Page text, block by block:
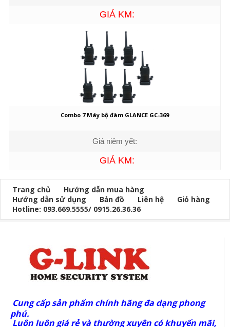
GIÁ KM:
Combo 7 Máy bộ đàm GLANCE GC-369
Giá niêm yết:
GIÁ KM:
Trang chủ
Hướng dẫn mua hàng
Hướng dẫn sử dụng
Bản đồ Liên hệ
Giỏ hàng
Hotline: 093.669.5555/ 0915.26.36.36
Cung cấp sản phẩm chính hãng đa dạng phong
phú.
Luôn luôn giá rẻ và thường xuyên có khuyến mãi,